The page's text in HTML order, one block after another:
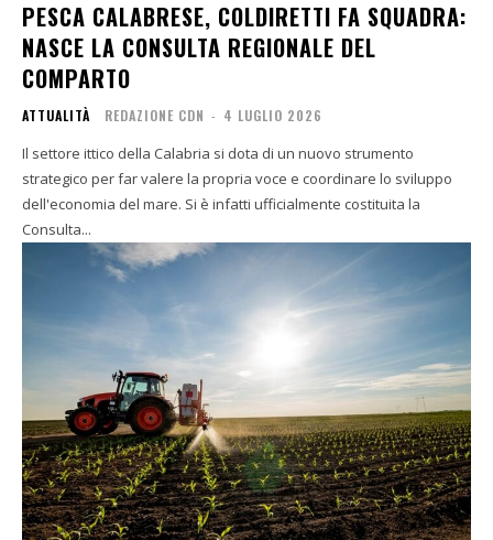
PESCA CALABRESE, COLDIRETTI FA SQUADRA:
NASCE LA CONSULTA REGIONALE DEL
COMPARTO
ATTUALITÀ REDAZIONE CDN - 4 LUGLIO 2026
Il settore ittico della Calabria si dota di un nuovo strumento
strategico per far valere la propria voce e coordinare lo sviluppo
dell'economia del mare. Si è infatti ufficialmente costituita la
Consulta...